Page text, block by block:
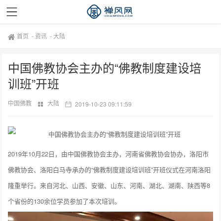
首页 - 资讯 -大陆
中国佛教协会主办的“佛教制度建设培
训班”开班
中国佛教 大陆 2019-10-23 09:11:59
2019年10月22日，由中国佛教协会主办，河南省佛教协会协办，洛阳市
佛教协会、洛阳白马寺承办的“佛教制度建设培训班”开班仪式在河南洛阳
隆重举行。来自河北、山西、安徽、山东、河南、湖北、湖南、陕西等8
个省份的130余位学员参加了本次培训。